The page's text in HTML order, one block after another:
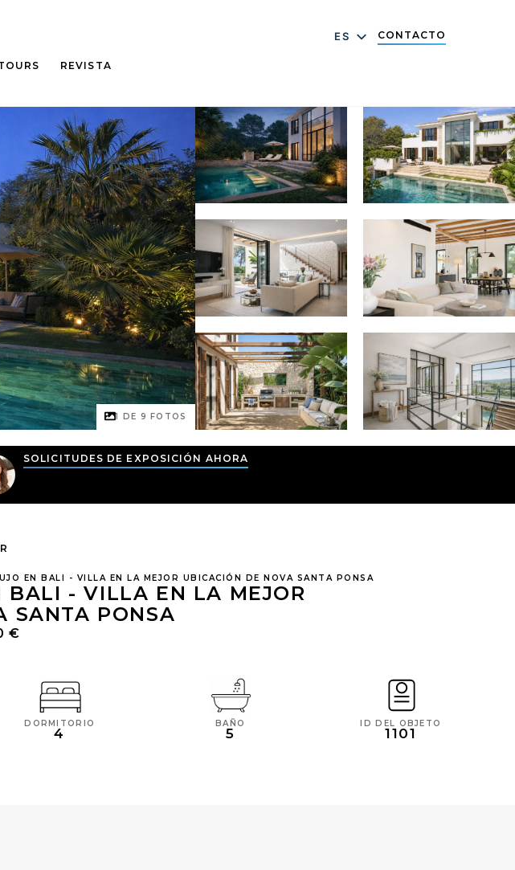
REVISTA
ES CONTACTO
1 DE 9 FOTOS
SOLICITUDES DE EXPOSICIÓN AHORA
EN BALI - VILLA EN LA MEJOR UBICACIÓN DE NOVA SANTA PONSA
BALI - VILLA EN LA MEJOR
SANTA PONSA
€
DORMITORIO
4
BAÑO
5
ID DEL OBJETO
1101